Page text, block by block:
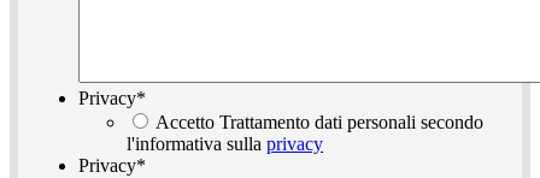
Privacy*
Accetto Trattamento dati personali secondo
l'informativa sulla privacy
Privacy*